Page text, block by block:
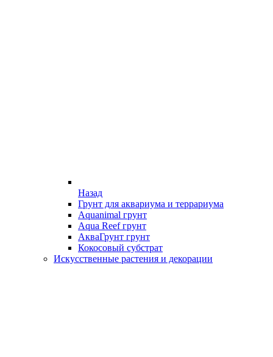
Назад
Грунт для аквариума и террариума
Aquanimal грунт
Aqua Reef грунт
АкваГрунт грунт
Кокосовый субстрат
Искусственные растения и декорации